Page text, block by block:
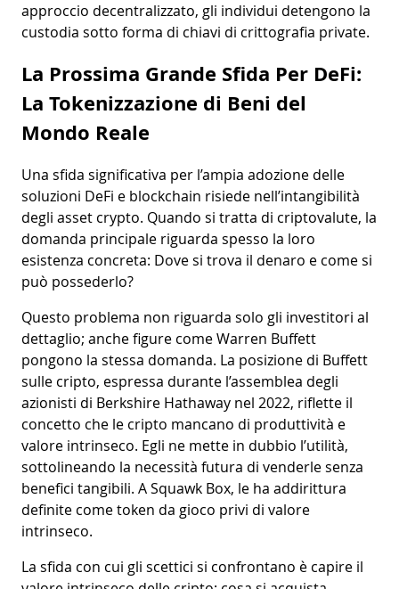
approccio decentralizzato, gli individui detengono la
custodia sotto forma di chiavi di crittografia private.
La Prossima Grande Sfida Per DeFi:
La Tokenizzazione di Beni del
Mondo Reale
Una sfida significativa per l’ampia adozione delle
soluzioni DeFi e blockchain risiede nell’intangibilità
degli asset crypto. Quando si tratta di criptovalute, la
domanda principale riguarda spesso la loro
esistenza concreta: Dove si trova il denaro e come si
può possederlo?
Questo problema non riguarda solo gli investitori al
dettaglio; anche figure come Warren Buffett
pongono la stessa domanda. La posizione di Buffett
sulle cripto, espressa durante l’assemblea degli
azionisti di Berkshire Hathaway nel 2022, riflette il
concetto che le cripto mancano di produttività e
valore intrinseco. Egli ne mette in dubbio l’utilità,
sottolineando la necessità futura di venderle senza
benefici tangibili. A Squawk Box, le ha addirittura
definite come token da gioco privi di valore
intrinseco.
La sfida con cui gli scettici si confrontano è capire il